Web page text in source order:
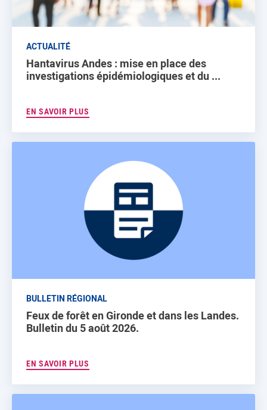
ACTUALITÉ
Hantavirus Andes : mise en place des
investigations épidémiologiques et du ...
EN SAVOIR PLUS
BULLETIN RÉGIONAL
Feux de forêt en Gironde et dans les Landes.
Bulletin du 5 août 2026.
EN SAVOIR PLUS